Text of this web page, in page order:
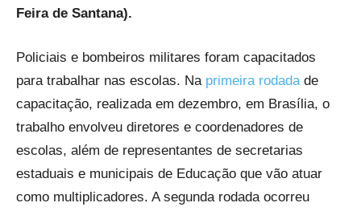
Feira de Santana).
Policiais e bombeiros militares foram capacitados
para trabalhar nas escolas. Na primeira rodadade
capacitação, realizada em dezembro, em Brasília, o
trabalho envolveu diretores e coordenadores de
escolas, além de representantes de secretarias
estaduais e municipais de Educação que vão atuar
como multiplicadores. A segunda rodada ocorreu